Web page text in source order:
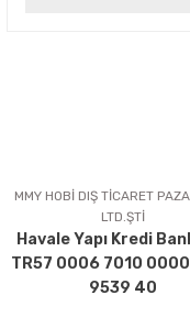
Ürün açıklamasında
Ürün bilgilerinde
Ürün fiyatı diğer
Bu ürüne benzer
MMY HOBİ DIŞ TİCARET
LTD.ŞTİ
Havale Yapı Kredi
TR57 0006 7010
9539 40